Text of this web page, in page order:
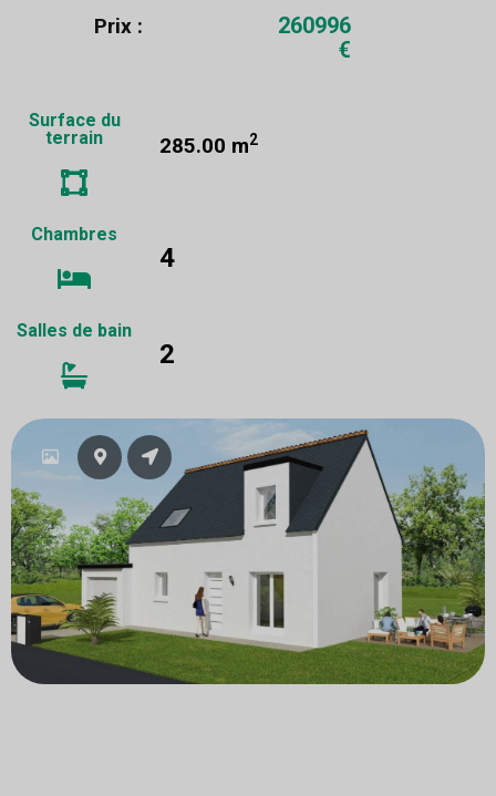
Prix :
260996
€
Surface du
terrain
285.00 m2
Chambres
4
Salles de bain
2